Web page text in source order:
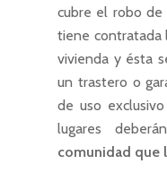
cubre el robo de
tiene contratada
vivienda y ésta
un trastero o
de uso
lugares
comunidad que